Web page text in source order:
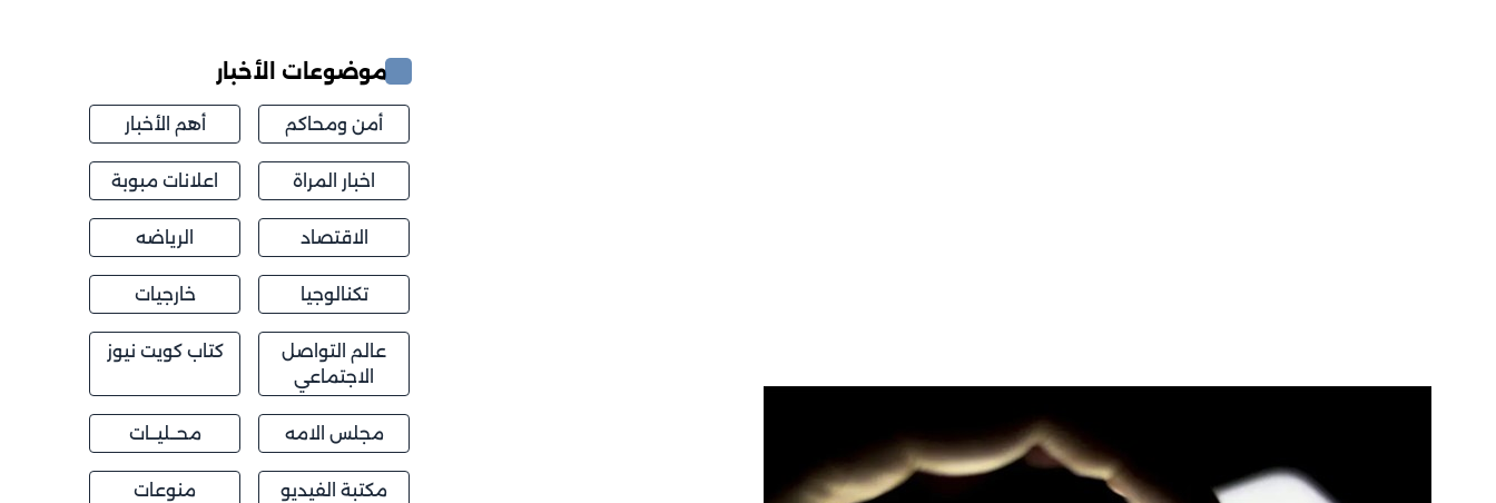
موضوعات الأخبار
أمن ومحاكم أهم الأخبار
اخبار المراة اعلانات مبوبة
الاقتصاد الرياضه
تكنالوجيا خارجيات
عالم التواصل
الاجتماعي
كتاب كويت نيوز
مجلس الامه محــليــات
مكتبة الفيديو منوعات